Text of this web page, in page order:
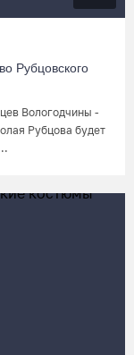
Рубцовского
Вологодчины -
Рубцова будет